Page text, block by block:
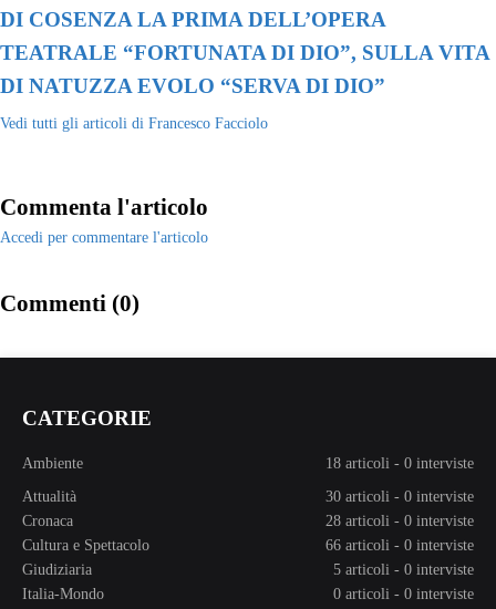
DI COSENZA LA PRIMA DELL’OPERA
TEATRALE “FORTUNATA DI DIO”, SULLA VITA
DI NATUZZA EVOLO “SERVA DI DIO”
Vedi tutti gli articoli di Francesco Facciolo
Commenta l'articolo
Accedi per commentare l'articolo
Commenti (0)
CATEGORIE
Ambiente 18 articoli - 0 interviste
Attualità
30 articoli - 0 interviste
Cronaca
28 articoli - 0 interviste
Cultura e Spettacolo
66 articoli - 0 interviste
Giudiziaria
5 articoli - 0 interviste
Italia-Mondo
0 articoli - 0 interviste